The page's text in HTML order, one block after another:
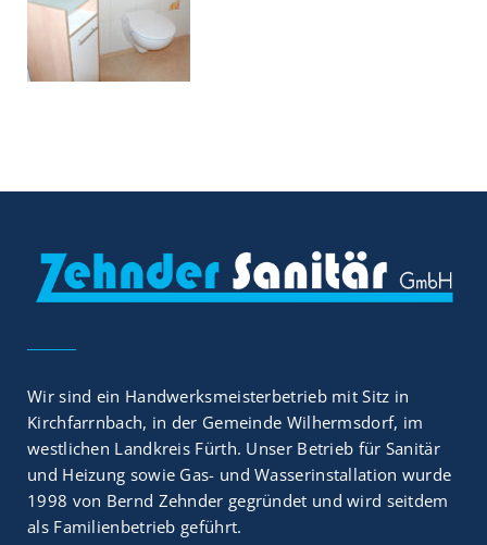
Wir sind ein Handwerksmeisterbetrieb mit Sitz in
Kirchfarrnbach, in der Gemeinde Wilhermsdorf, im
westlichen Landkreis Fürth. Unser Betrieb für Sanitär
und Heizung sowie Gas- und Wasserinstallation wurde
1998 von Bernd Zehnder gegründet und wird seitdem
als Familienbetrieb geführt.